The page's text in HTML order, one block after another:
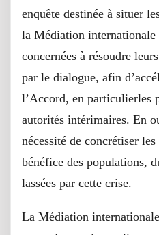
enquête destinée à situer
la Médiation internationale
concernées à résoudre
par le dialogue, afin
l’Accord, en particulierles
autorités intérimaires. En
nécessité de concrétiser
bénéfice des populations,
lassées par cette crise.
La Médiation